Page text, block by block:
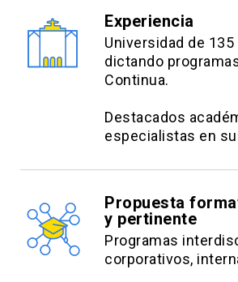
los dolores o necesidades que
ellos presentan en relación a
escolar y el fomento lector.
mediación en base a un tema,
proyecte como un ciclo de
revisados en el curso, como:
comunitaria, lectura ampliada,
interdisciplinariedad e
modalidades diversas para
Experiencia
Universidad de
dictando
Continua.
Destacados
especialistas en
Propuesta
y pertinente
Programas
corporativos,